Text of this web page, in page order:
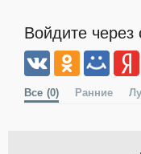
Войдите через
Все (0) Ранние